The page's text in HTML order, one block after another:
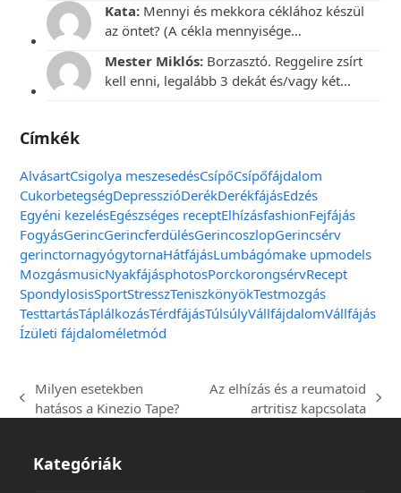
Kata: Mennyi és mekkora céklához készül
az öntet? (A cékla mennyisége…
Mester Miklós: Borzasztó. Reggelire zsírt
kell enni, legalább 3 dekát és/vagy két…
Címkék
AlvásartCsigolya meszesedésCsípőCsípőfájdalom
CukorbetegségDepresszióDerékDerékfájásEdzés
Egyéni kezelésEgészséges receptElhízásfashionFejfájás
FogyásGerincGerincferdülésGerincoszlopGerincsérv
gerinctornagyógytornaHátfájásLumbágómake upmodels
MozgásmusicNyakfájásphotosPorckorongsérvRecept
SpondylosisSportStresszTeniszkönyökTestmozgás
TesttartásTáplálkozásTérdfájásTúlsúlyVállfájdalomVállfájás
Ízületi fájdaloméletmód
Milyen esetekben
hatásos a Kinezio Tape?
Az elhízás és a reumatoid
artritisz kapcsolata
Kategóriák